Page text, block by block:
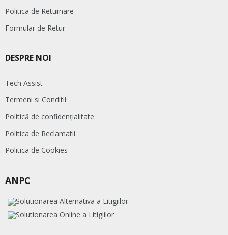
Politica de Returnare
Formular de Retur
DESPRE NOI
Tech Assist
Termeni si Conditii
Politică de confidențialitate
Politica de Reclamatii
Politica de Cookies
ANPC